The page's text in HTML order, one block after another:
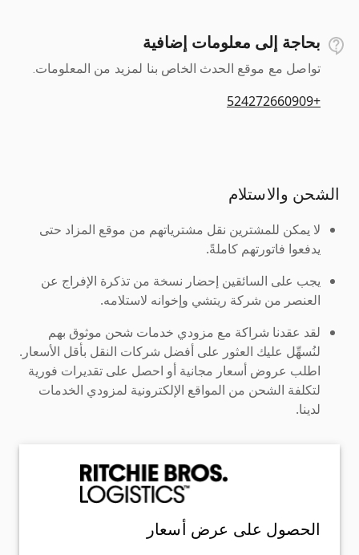
بحاجة إلى معلومات إضافية
تواصل مع موقع الحدث الخاص بنا لمزيد من المعلومات.
+524272660909
الشحن والاستلام
لا يمكن للمشترين نقل مشترياتهم من موقع المزاد حتى
يدفعوا فاتورتهم كاملةً.
يجب على السائقين إحضار نسخة من تذكرة الإفراج عن
العنصر من شركة ريتشي وإخوانه لاستلامه.
لقد عقدنا شراكة مع مزودي خدمات شحن موثوق بهم
لنُسهِّل عليك العثور على أفضل شركات النقل بأقل الأسعار.
اطلب عروض أسعار مجانية أو احصل على تقديرات فورية
لتكلفة الشحن من المواقع الإلكترونية لمزودي الخدمات
لدينا.
الحصول على عرض أسعار